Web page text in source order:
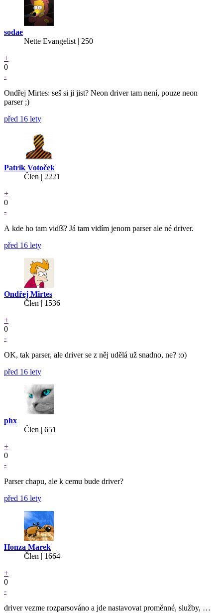
sodae
Nette Evangelist | 250
+
0
-
Ondřej Mirtes: seš si ji jist? Neon driver tam není, pouze neon
parser ;)
před 16 lety
Patrik Votoček
Člen | 2221
+
0
-
A kde ho tam vidíš? Já tam vidím jenom parser ale né driver.
před 16 lety
Ondřej Mirtes
Člen | 1536
+
0
-
OK, tak parser, ale driver se z něj udělá už snadno, ne? :o)
před 16 lety
phx
Člen | 651
+
0
-
Parser chapu, ale k cemu bude driver?
před 16 lety
Honza Marek
Člen | 1664
+
0
-
driver vezme rozparsováno a jde nastavovat proměnné, služby, …